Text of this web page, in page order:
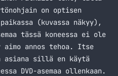
on optisen
(kuvassa näkyy),
tässä koneessa ei ole
annos tehoa. Itse
sillä en käytä
DVD-asemaa ollenkaan.